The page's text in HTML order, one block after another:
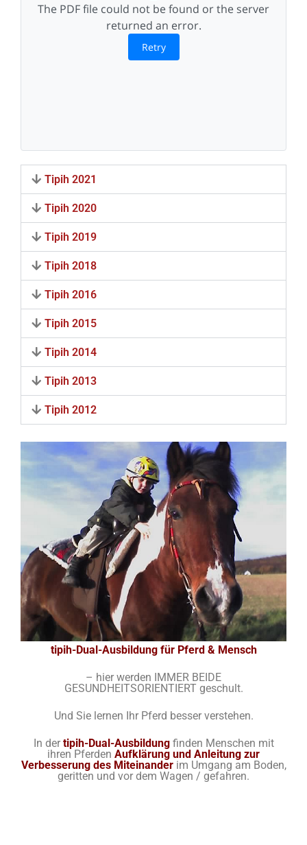
The PDF file could not be found or the server
returned an error.
Retry
Tipih 2021
Tipih 2020
Tipih 2019
Tipih 2018
Tipih 2016
Tipih 2015
Tipih 2014
Tipih 2013
Tipih 2012
tipih-Dual-Ausbildung für Pferd & Mensch
– hier werden IMMER BEIDE
GESUNDHEITSORIENTIERT geschult.
Und Sie lernen Ihr Pferd besser verstehen.
In der tipih-Dual-Ausbildung finden Menschen mit
ihren Pferden Aufklärung und Anleitung zur
Verbesserung des Miteinanderim Umgang am Boden,
geritten und vor dem Wagen / gefahren.